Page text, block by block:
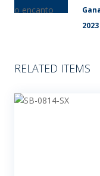
2023
RELATED ITEMS